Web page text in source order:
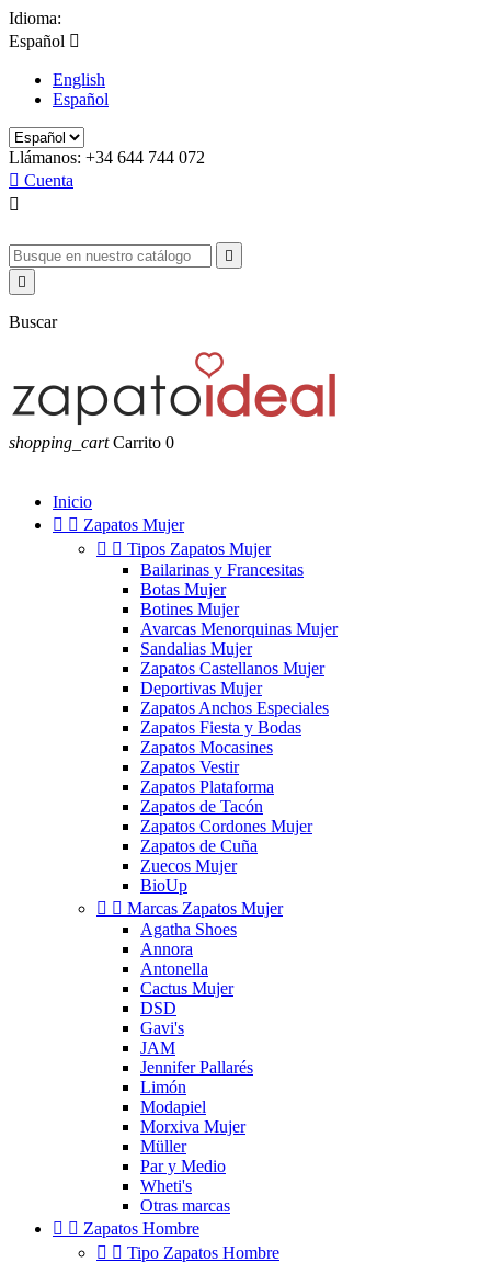
Idioma:
Español 
English
Español
Llámanos: +34 644 744 072
 Cuenta



Buscar
shopping_cart Carrito 0
Inicio
  Zapatos Mujer
  Tipos Zapatos Mujer
Bailarinas y Francesitas
Botas Mujer
Botines Mujer
Avarcas Menorquinas Mujer
Sandalias Mujer
Zapatos Castellanos Mujer
Deportivas Mujer
Zapatos Anchos Especiales
Zapatos Fiesta y Bodas
Zapatos Mocasines
Zapatos Vestir
Zapatos Plataforma
Zapatos de Tacón
Zapatos Cordones Mujer
Zapatos de Cuña
Zuecos Mujer
BioUp
  Marcas Zapatos Mujer
Agatha Shoes
Annora
Antonella
Cactus Mujer
DSD
Gavi's
JAM
Jennifer Pallarés
Limón
Modapiel
Morxiva Mujer
Müller
Par y Medio
Wheti's
Otras marcas
  Zapatos Hombre
  Tipo Zapatos Hombre